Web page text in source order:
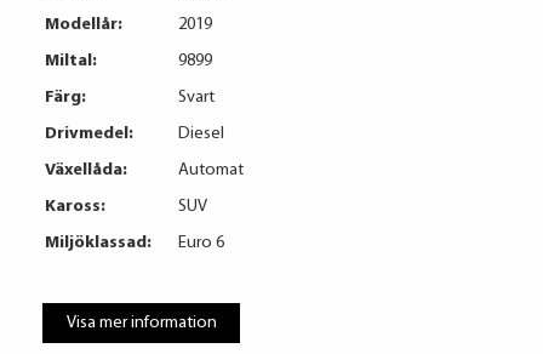
Modellår:
2019
Miltal:
9899
Färg:
Svart
Drivmedel:
Diesel
Växellåda:
Automat
Kaross:
SUV
Miljöklassad:
Euro 6
Visa mer information